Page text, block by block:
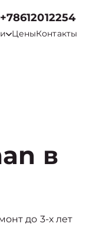
+78612012254
ЦеныКонтакты
в
до 3-х лет